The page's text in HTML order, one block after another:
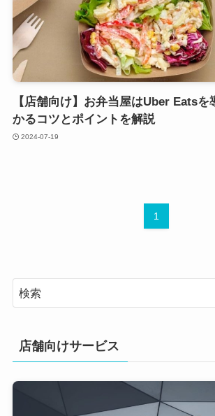
【店舗向け】お弁当屋はUber Eatsを
かるコツとポイントを解説
2024-07-19
1
店舗向けサービス